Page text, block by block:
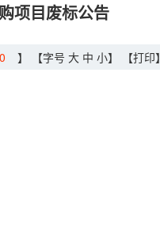
项目废标公告
】 【字号 大 中 小】 【打印】